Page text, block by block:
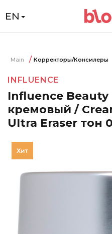
EN
Main Корректоры/Консилеры
INFLUENCE
Influence Beauty
кремовый /
Ultra Eraser тон